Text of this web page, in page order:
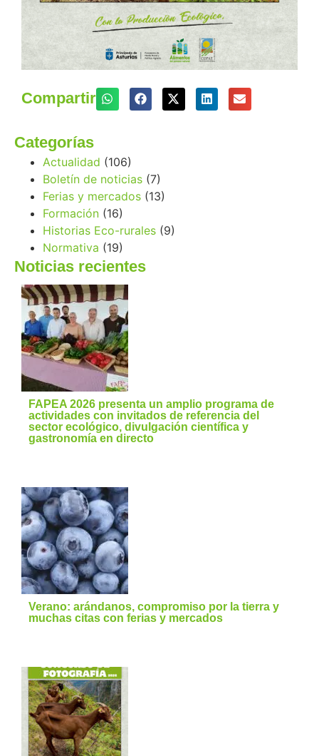
Compartir
Categorías
Actualidad (106)
Boletín de noticias (7)
Ferias y mercados (13)
Formación (16)
Historias Eco-rurales (9)
Normativa (19)
Noticias recientes
FAPEA 2026 presenta un amplio programa de
actividades con invitados de referencia del
sector ecológico, divulgación científica y
gastronomía en directo
Verano: arándanos, compromiso por la tierra y
muchas citas con ferias y mercados